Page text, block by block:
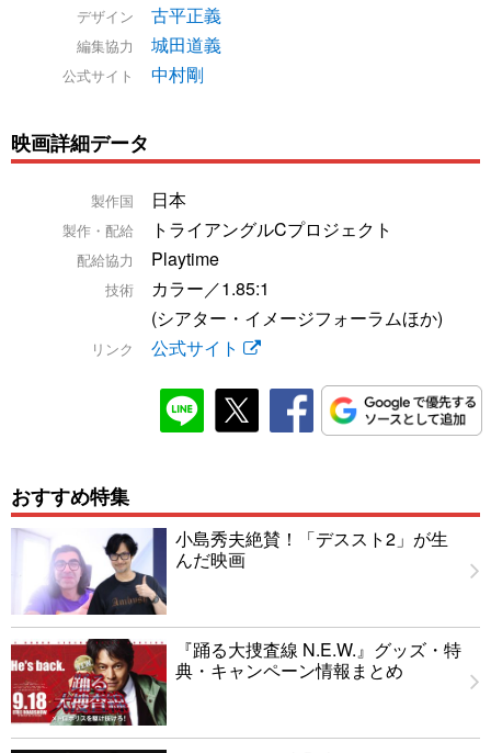
デザイン 古平正義
編集協力 城田道義
公式サイト 中村剛
映画詳細データ
製作国 日本
製作・配給 トライアングルCプロジェクト
配給協力 Playtime
技術
カラー／1.85:1
(シアター・イメージフォーラムほか)
リンク 公式サイト
おすすめ特集
小島秀夫絶賛！「デススト2」が生
んだ映画
『踊る大捜査線 N.E.W.』グッズ・特
典・キャンペーン情報まとめ